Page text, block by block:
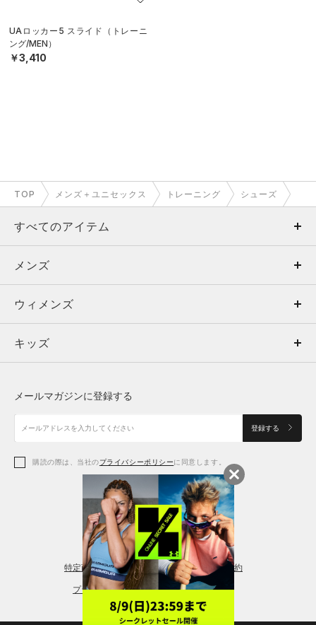
UAロッカー5 スライド（トレーニ
ング/MEN）
￥3,410
TOP メンズ＋ユニセックス トレーニング シューズ
すべてのアイテム
メンズ
ウィメンズ
キッズ
アクセサリー
メンズ
トップス
ボトムス
アクセサリー
ウィメンズ
トップス
シューズ
アクセサリー
レギンス＆タイツ
キッズ
シューズ
メールマガジンに登録する
登録する
購読の際は、当社のプライバシーポリシーに同意します。
特定商取引法に基づく通販の表記 会員規約
プライバシーポリシー